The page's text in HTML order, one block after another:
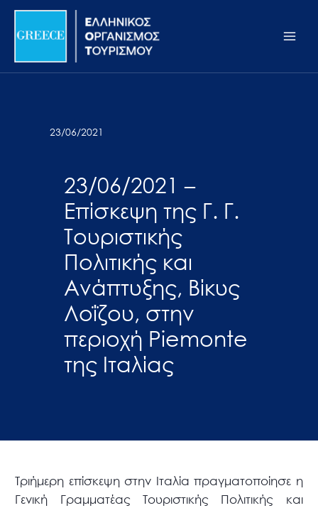
Σημείωση:
ιστότοπος
προσβασιμότητας.
Μετάβαση
περιεχόμενο
23/06/2021
23/06/2021 –
Επίσκεψη της Γ. Γ.
Τουριστικής
Πολιτικής και
Ανάπτυξης, Βίκυς
Λοΐζου, στην
περιοχή Piemonte
της Ιταλίας
Τριήμερη επίσκεψη στην Ιταλία πραγματοποίησε η
Γενική Γραμματέας Τουριστικής Πολιτικής και